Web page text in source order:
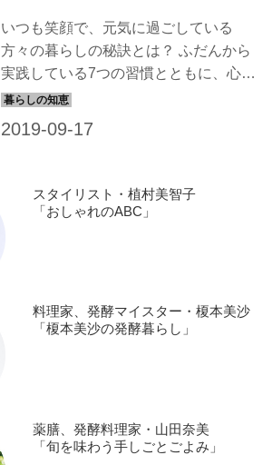
は、おしゃれで刺し子をするのが流行
っているみたいね。でも、本来は生地
を繕ったり丈夫にしたりして使うため
もの。暮らしのなかできちんと...
いつも笑顔で、元気に過ごしている
方々の暮らしの秘訣とは？ ふだんから
実践している7つの習慣とともに、心と
体の整え方を伺いました。今回は、洋
（『天然生活』2017年7月号掲載）
スタイリスト・植村美智子
「おしゃれのABC」
料理家、発酵マイスター・榎本美沙
「榎本美沙の発酵暮らし」
薬膳、発酵料理家・山田奈美
「旬を味わう手しごとごよみ」